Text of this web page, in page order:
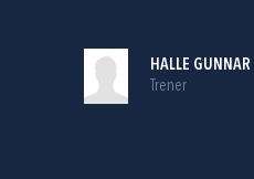
HALLE GUNNAR
Trener